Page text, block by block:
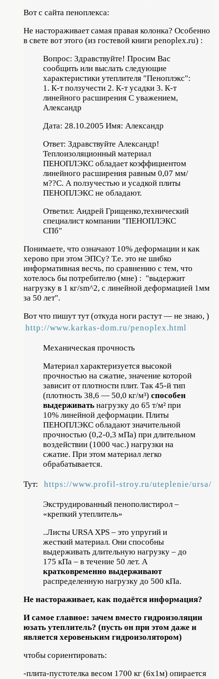
Вот с сайта пеноплекса:
Не настораживает самая правая колонка? Особенно
в свете вот этого (из гостевой книги penoplex.ru) :
Вопрос: Здравствуйте! Просим Вас
сообщить или выслать следующие
характеристики утеплителя "Пеноплэкс":
1. К-т ползучести 2. К-т усадки 3. К-т
линейного расширения С уважением,
Александр
Дата: 28.10.2005 Имя: Александр
Ответ: Здравствуйте Александр!
Теплоизоляционный материал
ПЕНОПЛЭКС обладает коэффициентом
линейного расширения равным 0,07 мм/
м??С. А ползучестью и усадкой плиты
ПЕНОПЛЭКС не обладают.
Ответил: Андрей Грищенко,технический
специалист компании "ПЕНОПЛЭКС
СПб"
Понимаете, что означают 10% деформации и как
херово при этом ЭПСу? Т.е. это не шибко
информативная весчь, по сравнению с тем, что
хотелось бы потребителю (мне) : "выдержит
нагрузку в 1 кг/sm^2, с линейной деформацией 1мм
за 50 лет".
Вот что пишут тут (откуда ноги растут — не знаю, )
http://www.karkas-dom.ru/penoplex.html
Механическая прочность
Материал характеризуется высокой
прочностью на сжатие, значение которой
зависит от плотности плит. Так 45-й тип
(плотность 38,6 — 50,0 кг/м³) способен
выдерживать нагрузку до 65 т/м² при
10% линейной деформации. Плиты
ПЕНОПЛЭКС обладают значительной
прочностью (0,2-0,3 мПа) при длительном
воздействии (1000 час.) нагрузки на
сжатие. При этом материал легко
обрабатывается.
Тут: https://www.profil-stroy.ru/uteplenie/ursa/
Экструдированный пенополистирол –
«крепкий утеплитель»
..Листы URSA XPS – это упругий и
жесткий материал. Они способны
выдерживать длительную нагрузку – до
175 кПа – в течение 50 лет. А
кратковременно выдерживают
распределенную нагрузку до 500 кПа.
Не настораживает, как подаётся информация?
И самое главное: зачем вместо гидроизоляции
юзать утеплитель? (пусть он при этом даже и
является херовеньким гидроизолятором)
чтобы сориентировать:
-плита-пустотелка весом 1700 кг (6х1м) опирается